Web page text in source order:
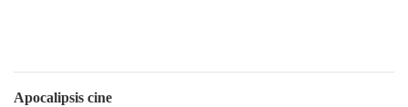
Apocalipsis cine